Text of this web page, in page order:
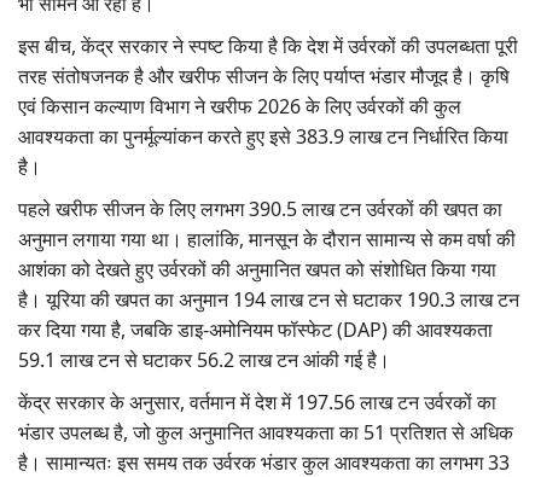
इस बीच, केंद्र सरकार ने स्पष्ट किया है कि देश में उर्वरकों की उपलब्धता पूरी
तरह संतोषजनक है और खरीफ सीजन के लिए पर्याप्त भंडार मौजूद है। कृषि
एवं किसान कल्याण विभाग ने खरीफ 2026 के लिए उर्वरकों की कुल
आवश्यकता का पुनर्मूल्यांकन करते हुए इसे 383.9 लाख टन निर्धारित किया
है।
पहले खरीफ सीजन के लिए लगभग 390.5 लाख टन उर्वरकों की खपत का
अनुमान लगाया गया था। हालांकि, मानसून के दौरान सामान्य से कम वर्षा की
आशंका को देखते हुए उर्वरकों की अनुमानित खपत को संशोधित किया गया
है। यूरिया की खपत का अनुमान 194 लाख टन से घटाकर 190.3 लाख टन
कर दिया गया है, जबकि डाइ-अमोनियम फॉस्फेट (DAP) की आवश्यकता
59.1 लाख टन से घटाकर 56.2 लाख टन आंकी गई है।
केंद्र सरकार के अनुसार, वर्तमान में देश में 197.56 लाख टन उर्वरकों का
भंडार उपलब्ध है, जो कुल अनुमानित आवश्यकता का 51 प्रतिशत से अधिक
है। सामान्यतः इस समय तक उर्वरक भंडार कुल आवश्यकता का लगभग 33